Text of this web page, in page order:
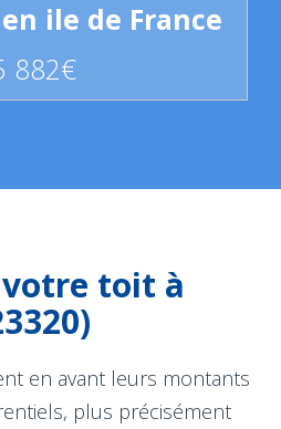
882€
toit à
en avant leurs montants
plus précisément